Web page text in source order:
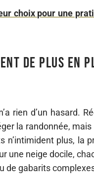
choix pour une
de plus en
rien d’un hasard.
la randonnée,
plus, la
une neige docile,
de gabarits